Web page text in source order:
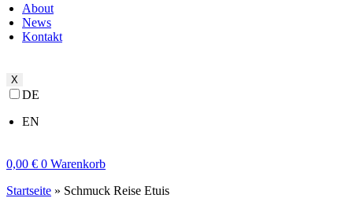
About
News
Kontakt
X
DE
EN
0,00 € 0 Warenkorb
Startseite » Schmuck Reise Etuis